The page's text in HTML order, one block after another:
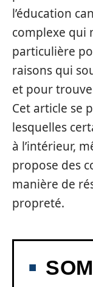
l’éducation
complexe qui
particulière
raisons qui
et pour
Cet article se
lesquelles
à l’intérieur,
propose des
manière de
propreté.